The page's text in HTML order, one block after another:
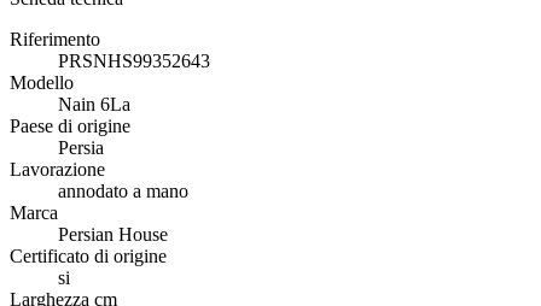
Riferimento
PRSNHS99352643
Modello
Nain 6La
Paese di origine
Persia
Lavorazione
annodato a mano
Marca
Persian House
Certificato di origine
si
Larghezza cm